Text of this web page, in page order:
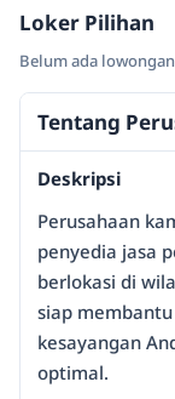
Loker Pilihan
Belum ada
Tentang
Deskripsi
Perusahaan
penyedia jasa
berlokasi di
siap
kesayangan
optimal.